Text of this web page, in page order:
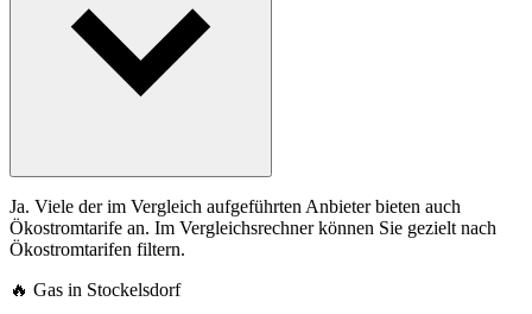
Ja. Viele der im Vergleich aufgeführten Anbieter bieten auch
Ökostromtarife an. Im Vergleichsrechner können Sie gezielt nach
Ökostromtarifen filtern.
🔥 Gas in Stockelsdorf